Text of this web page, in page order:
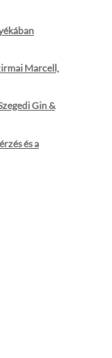
Marcell,
Gin &
és a